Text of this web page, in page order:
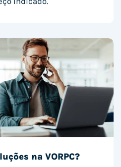
na VORPC?